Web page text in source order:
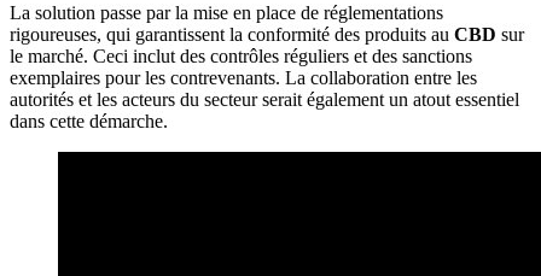
La solution passe par la mise en place de réglementations
rigoureuses, qui garantissent la conformité des produits au CBD sur
le marché. Ceci inclut des contrôles réguliers et des sanctions
exemplaires pour les contrevenants. La collaboration entre les
autorités et les acteurs du secteur serait également un atout essentiel
dans cette démarche.